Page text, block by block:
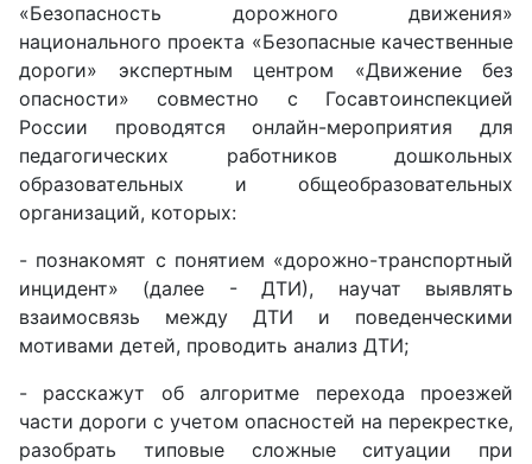
«Безопасность дорожного движения»
национального проекта «Безопасные качественные
дороги» экспертным центром «Движение без
опасности» совместно с Госавтоинспекцией
России проводятся онлайн-мероприятия для
педагогических работников дошкольных
образовательных и общеобразовательных
организаций, которых:
- познакомят с понятием «дорожно-транспортный
инцидент» (далее - ДТИ), научат выявлять
взаимосвязь между ДТИ и поведенческими
мотивами детей, проводить анализ ДТИ;
- расскажут об алгоритме перехода проезжей
части дороги с учетом опасностей на перекрестке,
разобрать типовые сложные ситуации при